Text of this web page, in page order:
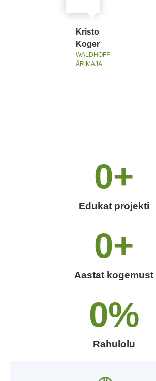
Kristo
Koger
WALDHOFF
ÄRIMAJA
Edukat projekti
0+
Aastat kogemust
0+
Rahulolu
0%